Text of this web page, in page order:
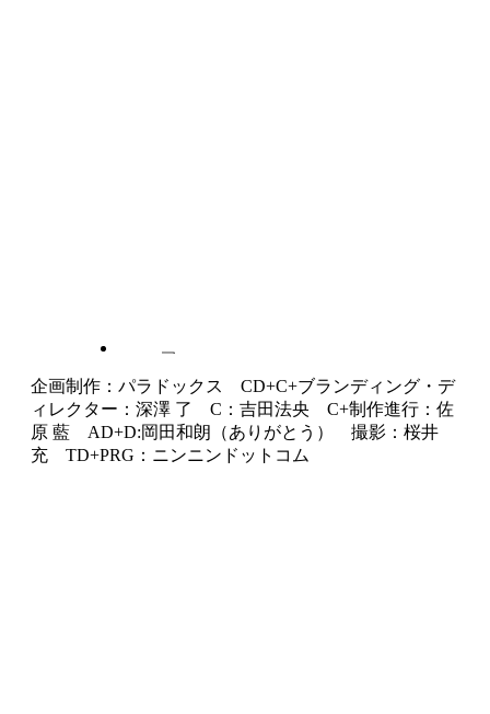
企画制作：パラドックス CD+C+ブランディング・デ
ィレクター：深澤 了 C：吉田法央 C+制作進行：佐
原 藍 AD+D:岡田和朗（ありがとう） 撮影：桜井
充 TD+PRG：ニンニンドットコム